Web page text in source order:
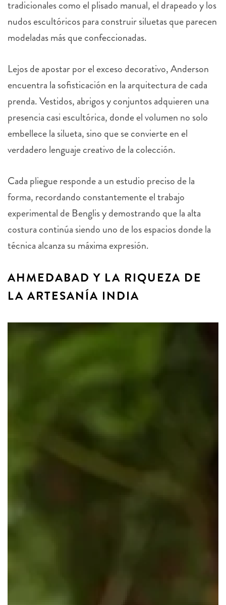
tradicionales como el plisado manual, el drapeado y los
nudos escultóricos para construir siluetas que parecen
modeladas más que confeccionadas.
Lejos de apostar por el exceso decorativo, Anderson
encuentra la sofisticación en la arquitectura de cada
prenda. Vestidos, abrigos y conjuntos adquieren una
presencia casi escultórica, donde el volumen no solo
embellece la silueta, sino que se convierte en el
verdadero lenguaje creativo de la colección.
Cada pliegue responde a un estudio preciso de la
forma, recordando constantemente el trabajo
experimental de Benglis y demostrando que la alta
costura continúa siendo uno de los espacios donde la
técnica alcanza su máxima expresión.
AHMEDABAD Y LA RIQUEZA DE
LA ARTESANÍA INDIA